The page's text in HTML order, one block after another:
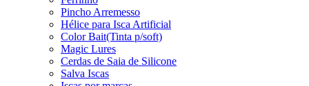
Pincho Arremesso
Hélice para Isca Artificial
Color Bait(Tinta p/soft)
Magic Lures
Cerdas de Saia de Silicone
Salva Iscas